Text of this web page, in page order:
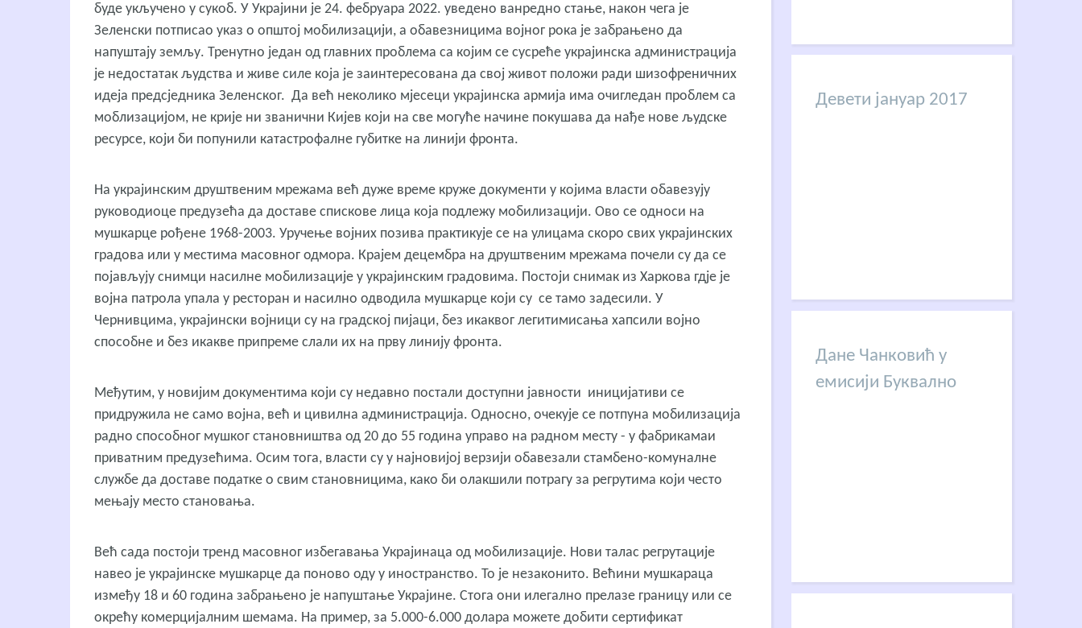
буде укључено у сукоб. У Украјини је 24. фебруара 2022. уведено ванредно стање, након чега је
Зеленски потписао указ о општој мобилизацији, а обавезницима војног рока је забрањено да
напуштају земљу. Тренутно један од главних проблема са којим се сусреће украјинска администрација
је недостатак људства и живе силе која је заинтересована да свој живот положи ради шизофреничних
идеја предсједника Зеленског. Да већ неколико мјесеци украјинска армија има очигледан проблем са
моблизацијом, не крије ни званични Кијев који на све могуће начине покушава да нађе нове људске
ресурсе, који би попунили катастрофалне губитке на линији фронта.
На украјинским друштвеним мрежама већ дуже време круже документи у којима власти обавезују
руководиоце предузећа да доставе спискове лица која подлежу мобилизацији. Ово се односи на
мушкарце рођене 1968-2003. Уручење војних позива практикује се на улицама скоро свих украјинских
градова или у местима масовног одмора. Крајем децембра на друштвеним мрежама почели су да се
појављују снимци насилне мобилизације у украјинским градовима. Постоји снимак из Харкова гдје је
војна патрола упала у ресторан и насилно одводила мушкарце који су се тамо задесили. У
Чернивцима, украјински војници су на градској пијаци, без икаквог легитимисања хапсили војно
способне и без икакве припреме слали их на прву линију фронта.
Међутим, у новијим документима који су недавно постали доступни јавности иницијативи се
придружила не само војна, већ и цивилна администрација. Односно, очекује се потпуна мобилизација
радно способног мушког становништва од 20 до 55 година управо на радном месту - у фабрикамаи
приватним предузећима. Осим тога, власти су у најновијој верзији обавезали стамбено-комуналне
службе да доставе податке о свим становницима, како би олакшили потрагу за регрутима који често
мењају место становања.
Већ сада постоји тренд масовног избегавања Украјинаца од мобилизације. Нови талас регрутације
навео је украјинске мушкарце да поново оду у иностранство. То је незаконито. Већини мушкараца
између 18 и 60 година забрањено је напуштање Украјине. Стога они илегално прелазе границу или се
окрећу комерцијалним шемама. На пример, за 5.000-6.000 долара можете добити сертификат
Девети јануар 2017
Дане Чанковић у
емисији Буквално